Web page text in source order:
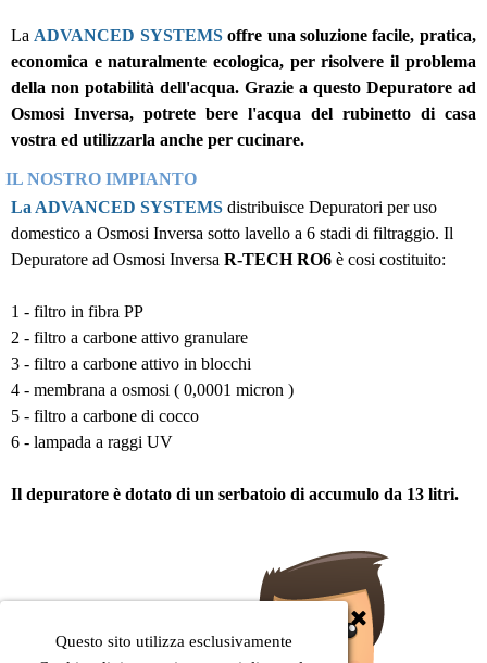
Questo sito utilizza esclusivamente
La ADVANCED SYSTEMSoffre una soluzione facile, pratica,
economica e naturalmente ecologica, per risolvere il problema
della non potabilità dell'acqua. Grazie a questo Depuratore ad
Osmosi Inversa, potrete bere l'acqua del rubinetto di casa
vostra ed utilizzarla anche per cucinare.
IL NOSTRO IMPIANTO
La ADVANCED SYSTEMS distribuisce Depuratori per uso
domestico a Osmosi Inversa sotto lavello a 6 stadi di filtraggio. Il
Depuratore ad Osmosi Inversa R-TECH RO6 è cosi costituito:
1 - filtro in fibra PP
2 - filtro a carbone attivo granulare
3 - filtro a carbone attivo in blocchi
4 - membrana a osmosi ( 0,0001 micron )
5 - filtro a carbone di cocco
6 - lampada a raggi UV
Il depuratore è dotato di un serbatoio di accumulo da 13 litri.